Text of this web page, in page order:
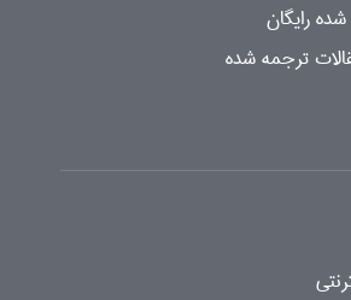
رایگان
ترجمه شده